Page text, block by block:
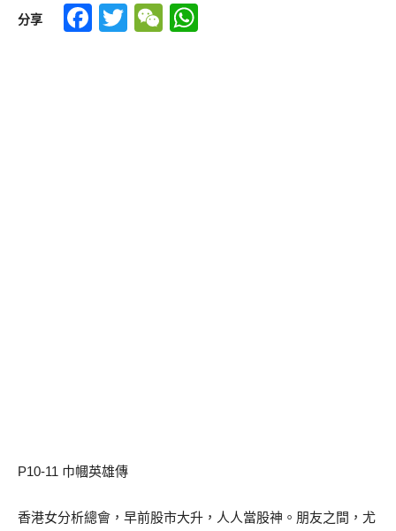
分享 Facebook
TwitterWeChat
P10-11 巾幗英雄傳
香港女分析總會，早前股市大升，人人當股神。朋友之間，尤